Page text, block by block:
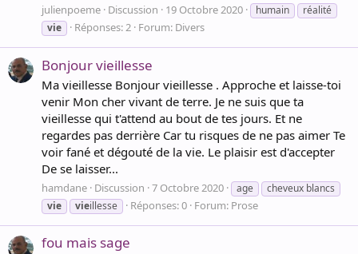
julienpoeme Discussion 19 Octobre 2020 humain
réalité
vie
Réponses: 2 Forum: Divers
Bonjour vieillesse
Ma vieillesse Bonjour vieillesse . Approche et laisse-toi
venir Mon cher vivant de terre. Je ne suis que ta
vieillesse qui t'attend au bout de tes jours. Et ne
regardes pas derrière Car tu risques de ne pas aimer Te
voir fané et dégouté de la vie. Le plaisir est d'accepter
De se laisser...
hamdane Discussion 7 Octobre 2020 age
cheveux blancs
vie
vieillesse Réponses: 0 Forum: Prose
fou mais sage